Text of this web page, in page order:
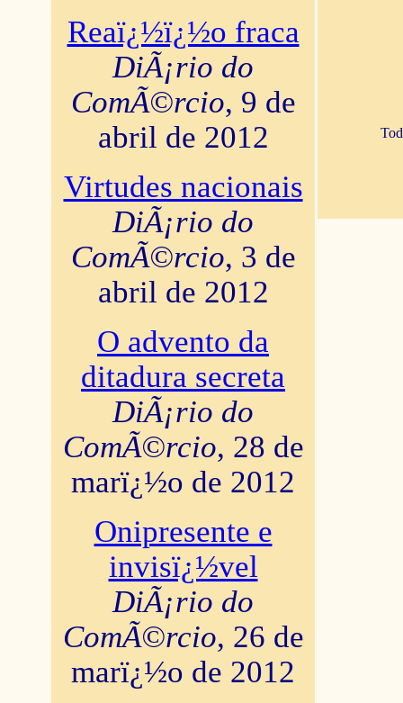
Reaï¿½ï¿½o fraca
DiÃ¡rio do
ComÃ©rcio, 9 de
abril de 2012
Virtudes nacionais
DiÃ¡rio do
ComÃ©rcio, 3 de
abril de 2012
O advento da
ditadura secreta
DiÃ¡rio do
ComÃ©rcio, 28 de
marï¿½o de 2012
Onipresente e
invisï¿½vel
DiÃ¡rio do
ComÃ©rcio, 26 de
marï¿½o de 2012